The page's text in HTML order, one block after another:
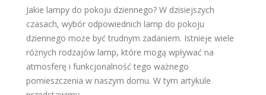
Jakie lampy do pokoju dziennego? W dzisiejszych
czasach, wybór odpowiednich lamp do pokoju
dziennego może być trudnym zadaniem. Istnieje wiele
różnych rodzajów lamp, które mogą wpływać na
atmosferę i funkcjonalność tego ważnego
pomieszczenia w naszym domu. W tym artykule